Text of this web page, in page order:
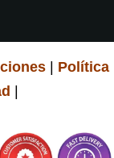
Política